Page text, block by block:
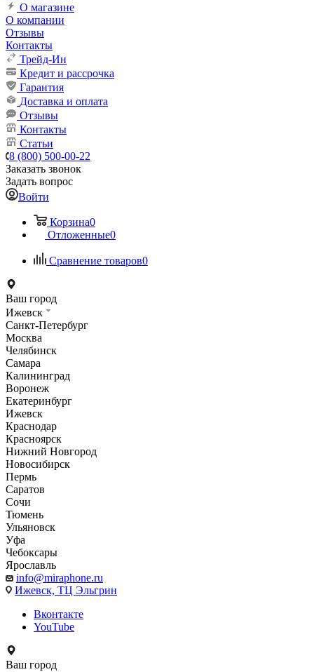
О магазине
О компании
Отзывы
Контакты
Трейд-Ин
Кредит и рассрочка
Гарантия
Доставка и оплата
Отзывы
Контакты
Статьи
8 (800) 500-00-22
Заказать звонок
Задать вопрос
Войти
Корзина0
Отложенные0
Сравнение товаров0
Ваш город
Ижевск
Санкт-Петербург
Москва
Челябинск
Самара
Калининград
Воронеж
Екатеринбург
Ижевск
Краснодар
Красноярск
Нижний Новгород
Новосибирск
Пермь
Саратов
Сочи
Тюмень
Ульяновск
Уфа
Чебоксары
Ярославль
info@miraphone.ru
Ижевск, ТЦ Эльгрин
Вконтакте
YouTube
Ваш город